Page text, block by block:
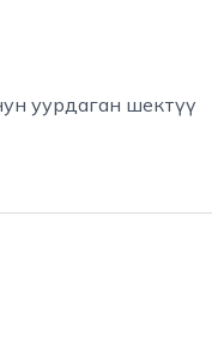
уурдаган шектүү